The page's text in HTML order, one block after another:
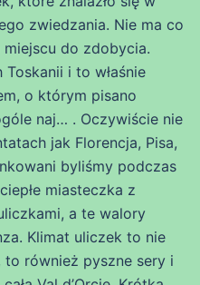
zwiedzania. Nie ma co
do zdobycia.
i to właśnie
o którym pisano
naj… . Oczywiście nie
jak Florencja, Pisa,
byliśmy podczas
miasteczka z
a te walory
Klimat uliczek to nie
również pyszne sery i